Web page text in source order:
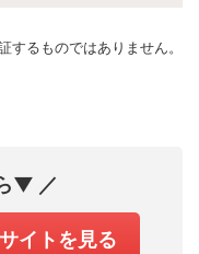
するものではありません。
▼ ／
イトを見る